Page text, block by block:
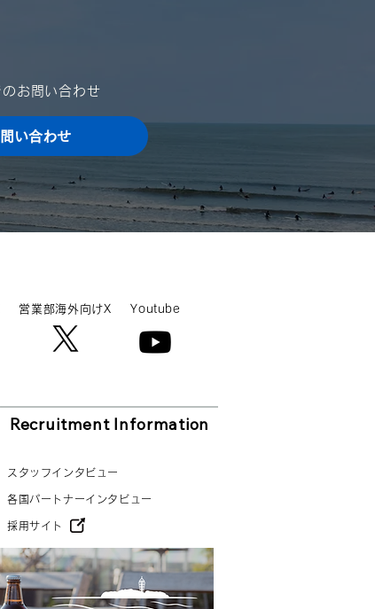
きますよう、宜しくお
げます。 ■ 夏季休業
年8月10日（土）～
15日（木）...
のお問い合わせ
い合わせ
営業部海外向けX Youtube
Recruitment Information
スタッフインタビュー
各国パートナーインタビュー
採用サイト